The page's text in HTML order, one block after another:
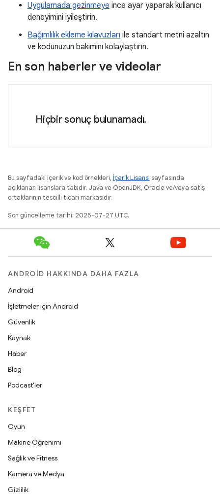
Uygulamada gezinmeye ince ayar yaparak kullanıcı
deneyimini iyileştirin.
Bağımlılık ekleme kılavuzları ile standart metni azaltın
ve kodunuzun bakımını kolaylaştırın.
En son haberler ve videolar
Hiçbir sonuç bulunamadı.
Bu sayfadaki içerik ve kod örnekleri, İçerik Lisansı sayfasında
açıklanan lisanslara tabidir. Java ve OpenJDK, Oracle ve/veya satış
ortaklarının tescilli ticari markasıdır.
Son güncelleme tarihi: 2025-07-27 UTC.
ANDROID HAKKINDA DAHA FAZLA
Android
İşletmeler için Android
Güvenlik
Kaynak
Haber
Blog
Podcast'ler
KEŞFET
Oyun
Makine Öğrenimi
Sağlık ve Fitness
Kamera ve Medya
Gizlilik